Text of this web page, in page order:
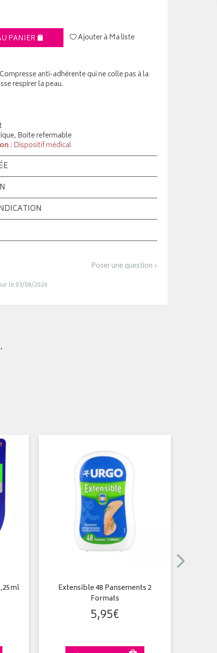
PANIER Ajouter à Ma liste
anti-adhérente qui ne colle pas à la
respirer la peau.
Boite refermable
: Dispositif médical
Poser une question ›
le 03/08/2026
Extensible 48 Pansements 2
Formats
5,95€